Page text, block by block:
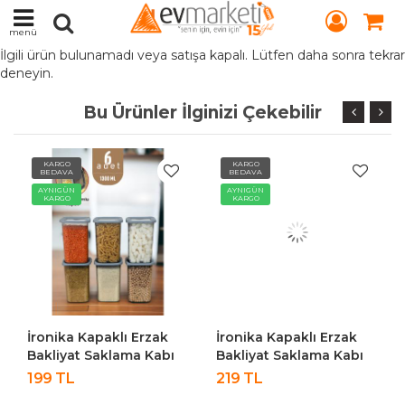
menü
İlgili ürün bulunamadı veya satışa kapalı. Lütfen daha sonra tekrar
deneyin.
Bu Ürünler İlginizi Çekebilir
KARGO
BEDAVA
AYNIGÜN
KARGO
İronika Kapaklı Erzak
Bakliyat Saklama Kabı
Kare Saklama Kutusu
199 TL
KARGO
BEDAVA
AYNIGÜN
KARGO
İronika Kapaklı Erzak
Bakliyat Saklama Kabı
Kare Saklama Kutusu
219 TL